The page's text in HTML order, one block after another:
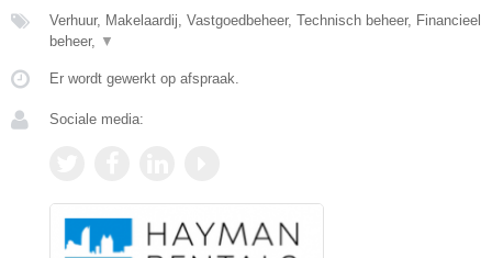
Verhuur, Makelaardij, Vastgoedbeheer, Technisch beheer, Financieel
beheer, ▼
Er wordt gewerkt op afspraak.
Sociale media: